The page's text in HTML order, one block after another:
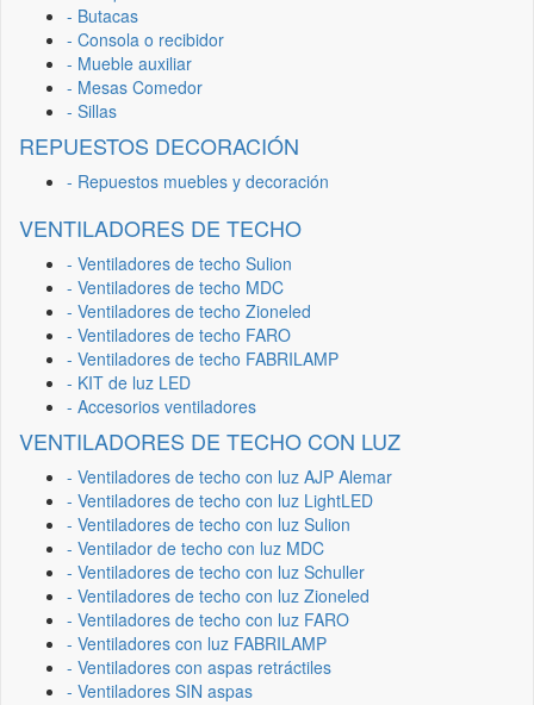
- Butacas
- Consola o recibidor
- Mueble auxiliar
- Mesas Comedor
- Sillas
REPUESTOS DECORACIÓN
- Repuestos muebles y decoración
VENTILADORES DE TECHO
- Ventiladores de techo Sulion
- Ventiladores de techo MDC
- Ventiladores de techo Zioneled
- Ventiladores de techo FARO
- Ventiladores de techo FABRILAMP
- KIT de luz LED
- Accesorios ventiladores
VENTILADORES DE TECHO CON LUZ
- Ventiladores de techo con luz AJP Alemar
- Ventiladores de techo con luz LightLED
- Ventiladores de techo con luz Sulion
- Ventilador de techo con luz MDC
- Ventiladores de techo con luz Schuller
- Ventiladores de techo con luz Zioneled
- Ventiladores de techo con luz FARO
- Ventiladores con luz FABRILAMP
- Ventiladores con aspas retráctiles
- Ventiladores SIN aspas